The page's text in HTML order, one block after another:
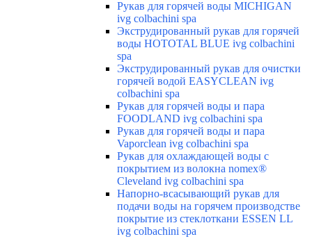
Рукав для горячей воды MICHIGAN
ivg colbachini spa
Экструдированный рукав для горячей
воды HOTOTAL BLUE ivg colbachini
spa
Экструдированный рукав для очистки
горячей водой EASYCLEAN ivg
colbachini spa
Рукав для горячей воды и пара
FOODLAND ivg colbachini spa
Рукав для горячей воды и пара
Vaporclean ivg colbachini spa
Рукав для охлаждающей воды с
покрытием из волокна nomex®
Cleveland ivg colbachini spa
Напорно-всасывающий рукав для
подачи воды на горячем производстве
покрытие из стеклоткани ESSEN LL
ivg colbachini spa